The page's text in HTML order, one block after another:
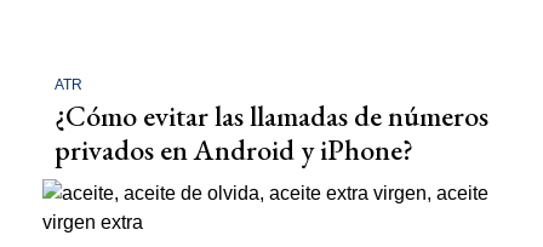
ATR
¿Cómo evitar las llamadas de números
privados en Android y iPhone?